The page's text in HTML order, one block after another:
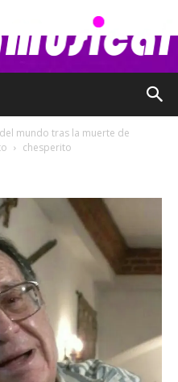
mundo tras la muerte de
chesperito